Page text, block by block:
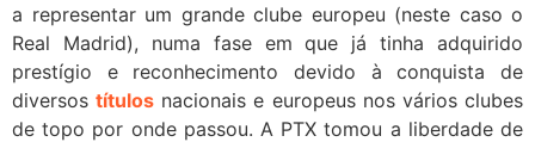
a representar um grande clube europeu (neste caso o
Real Madrid), numa fase em que já tinha adquirido
prestígio e reconhecimento devido à conquista de
diversostítulos nacionais e europeus nos vários clubes
de topo por onde passou. A PTX tomou a liberdade de